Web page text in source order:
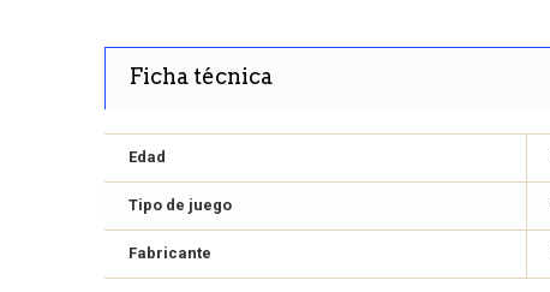
Ficha técnica
Edad
Tipo de juego
Fabricante